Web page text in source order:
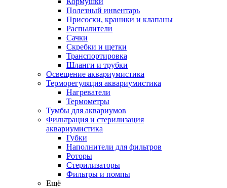
Полезный инвентарь
Присоски, краники и клапаны
Распылители
Сачки
Скребки и щетки
Транспортировка
Шланги и трубки
Освещение аквариумистика
Терморегуляция аквариумистика
Нагреватели
Термометры
Тумбы для аквариумов
Фильтрация и стерилизация
аквариумистика
Губки
Наполнители для фильтров
Роторы
Стерилизаторы
Фильтры и помпы
Ещё